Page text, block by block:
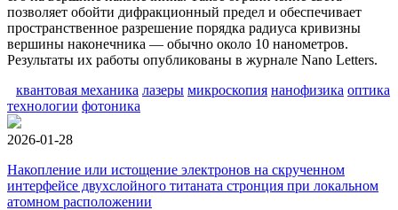
позволяет обойти дифракционный предел и обеспечивает
пространственное разрешение порядка радиуса кривизны
вершины наконечника — обычно около 10 нанометров.
Результаты их работы опубликованы в журнале Nano Letters.
квантовая механика лазеры микроскопия нанофизика оптика
технологии фотоника
2026-01-28
Накопление или истощение электронов на скрученном
интерфейсе двухслойного титаната стронция при локальном
атомном расположении